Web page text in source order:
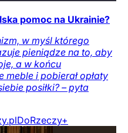
pomoc na Ukrainie?
w myśl którego
pieniądze na to, aby
a w końcu
meble i pobierał opłaty
posiłki? – pyta
DoRzeczy+